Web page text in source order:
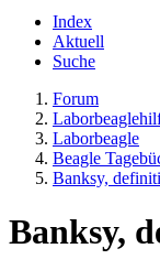
Index
Aktuell
Suche
Forum
Laborbeagle
Beagle
Banksy,
Banksy,